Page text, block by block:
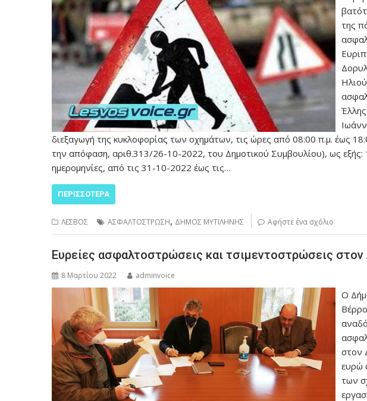
της
διεξαγωγή της κυκλοφορίας των οχημάτων, τις ώρες από 08:00 π.μ. έως
την απόφαση, αριθ.313/26-10-2022, του Δημοτικού Συμβουλίου), ως εξής:
ημερομηνίες, από τις 31-10-2022 έως τις…
ΠΕΡΙΣΣΌΤΕΡΑ
ΛΕΣΒΟΣ ΑΣΦΑΛΤΟΣΤΡΩΣΗ, ΔΗΜΟΣ ΜΥΤΙΛΗΝΗΣ Αφήστε ένα σχόλιο
Ευρείες ασφαλτοστρώσεις και τσιμεντοστρώσεις
8 Μαρτίου 2022 adminvoice
Ο
στον
ευρώ
των